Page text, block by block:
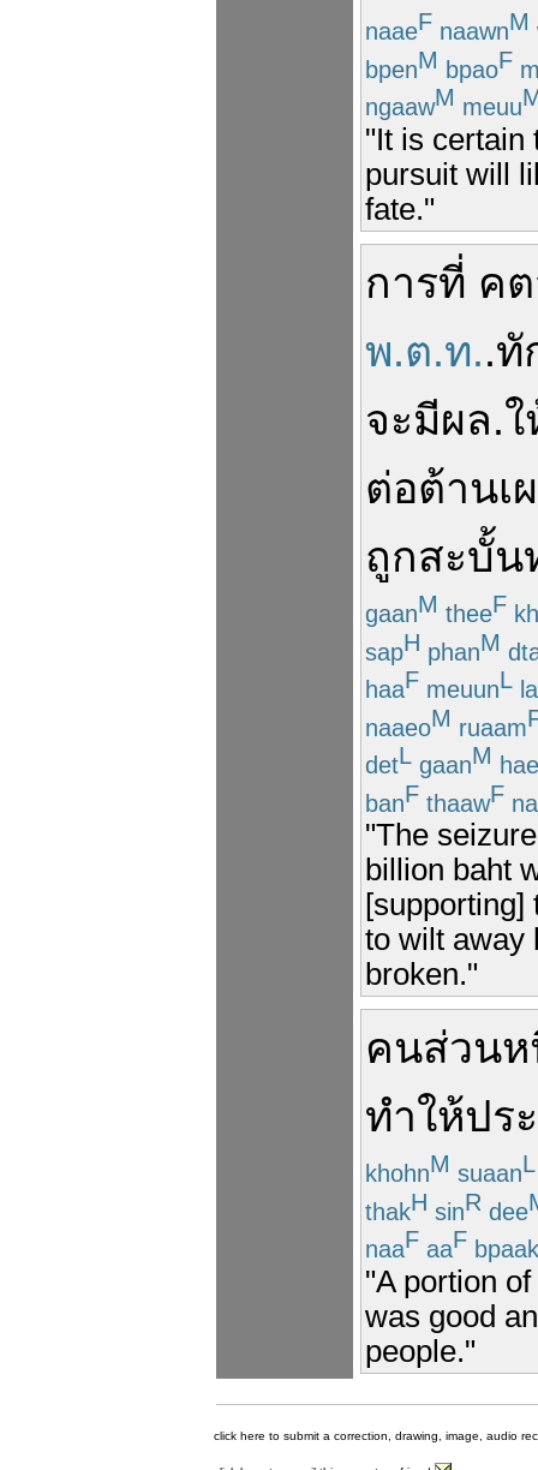
naaeF naawnM
bpenM bpaoF
ngaawM meuu
"It is certain
pursuit will
fate."
การที่ ค
พ.ต.ท..ทั
จะมีผล.ใ
ต่อต้านเ
ถูกสะบั้น
gaanM theeF
sapH phanM
haaF meuunL
naaeoM ruaam
detL gaanM
banF thaawF
"The
billion baht
to wilt away
broken."
คนส่วนห
ทำให้ปร
khohnM suaanL
thakH sinR dee
naaF aaF bpaak
"A portion
was good
people."
click here to submit a correction, drawing, image, audio